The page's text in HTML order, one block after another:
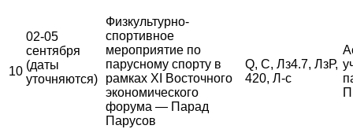
10
02-05
сентября
(даты
уточняются)
Физкультурно-
спортивное
мероприятие по
парусному спорту в
рамках XI Восточного
экономического
форума — Парад
Парусов
Q, С, Лз4.7, ЛзР,
420, Л-с